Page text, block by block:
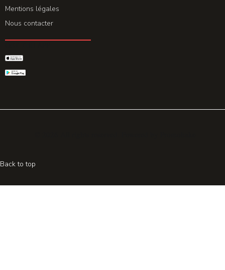
Mentions légales
Nous contacter
Back to top